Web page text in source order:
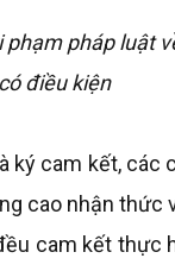
pháp luật
có điều kiện
ký cam kết, các
cao nhận thức
cam kết thực